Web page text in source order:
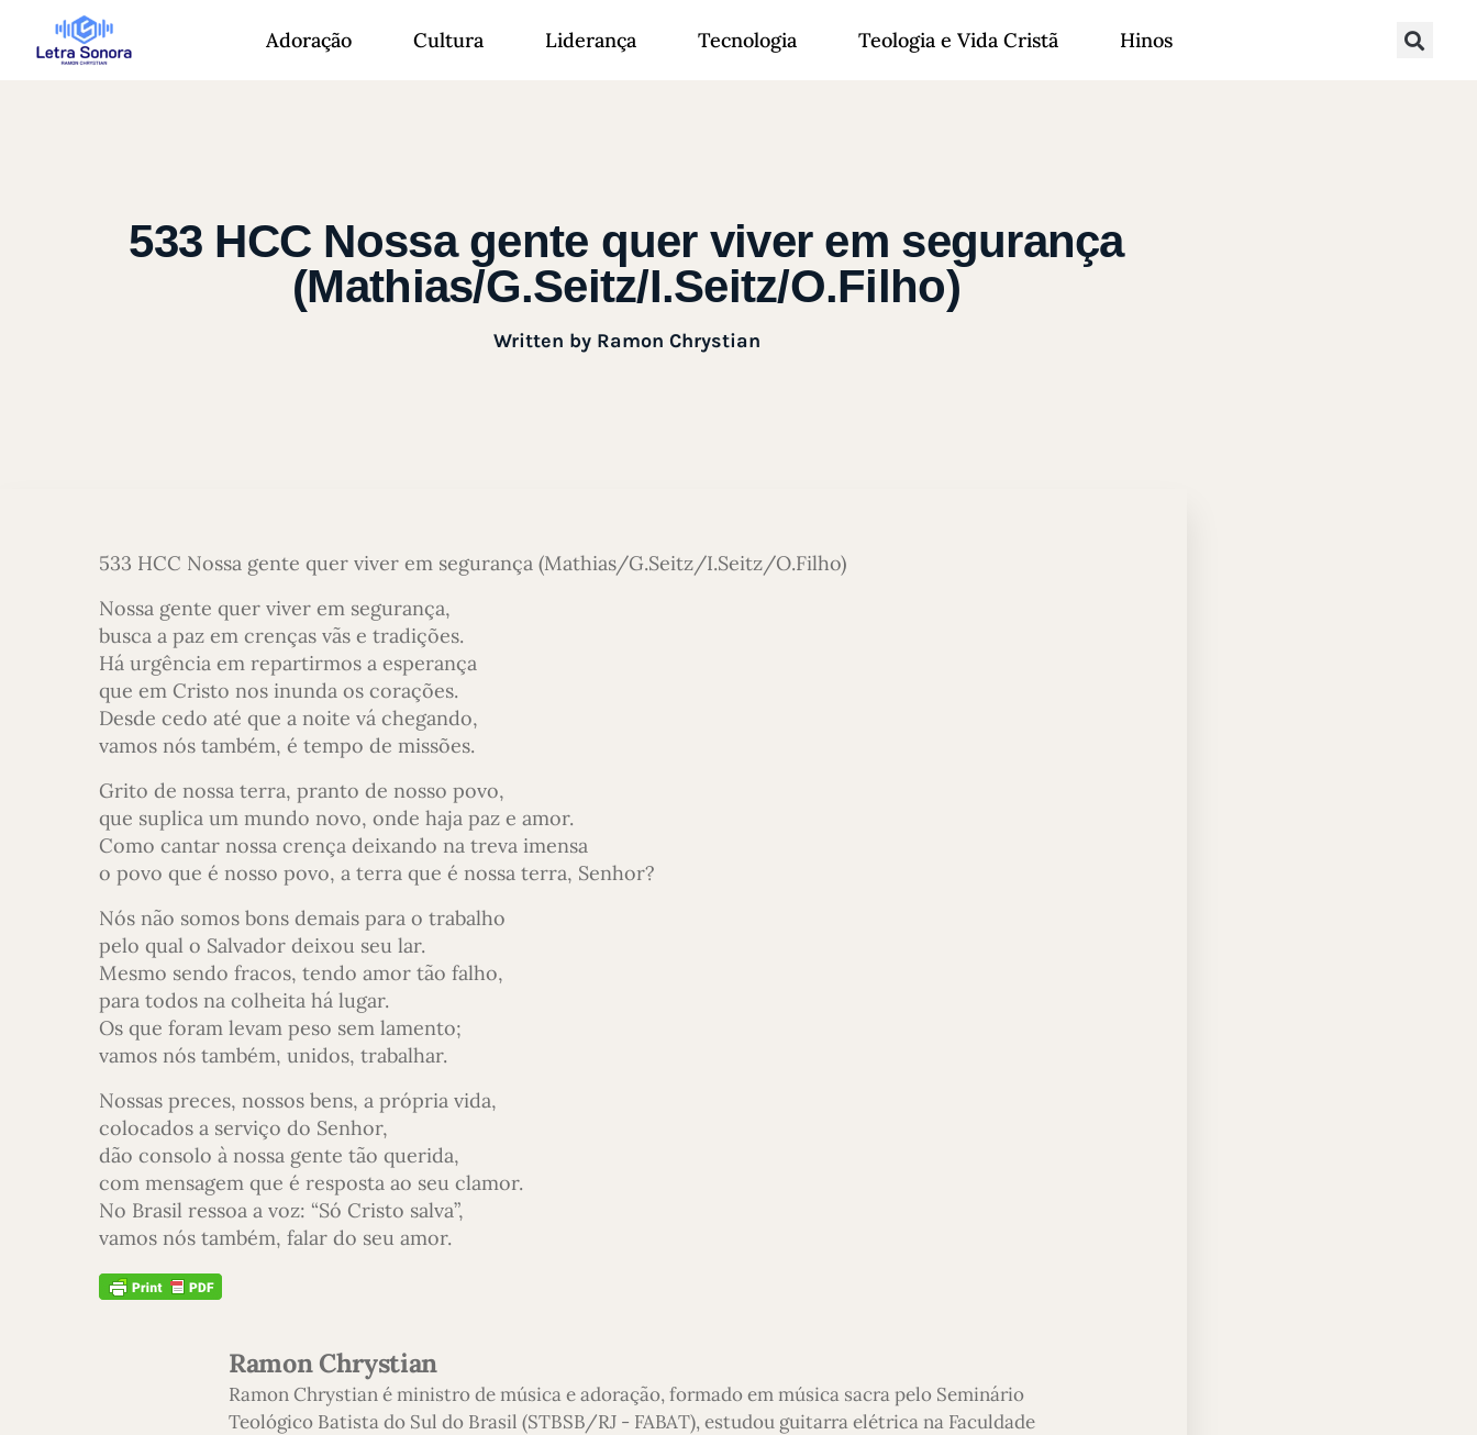
Adoração Cultura Liderança Tecnologia Teologia e Vida Cristã Hinos
533 HCC Nossa gente quer viver em segurança
(Mathias/G.Seitz/I.Seitz/O.Filho)
Written byRamon Chrystian
533 HCC Nossa gente quer viver em segurança (Mathias/G.Seitz/I.Seitz/O.Filho)
Nossa gente quer viver em segurança,
busca a paz em crenças vãs e tradições.
Há urgência em repartirmos a esperança
que em Cristo nos inunda os corações.
Desde cedo até que a noite vá chegando,
vamos nós também, é tempo de missões.
Grito de nossa terra, pranto de nosso povo,
que suplica um mundo novo, onde haja paz e amor.
Como cantar nossa crença deixando na treva imensa
o povo que é nosso povo, a terra que é nossa terra, Senhor?
Nós não somos bons demais para o trabalho
pelo qual o Salvador deixou seu lar.
Mesmo sendo fracos, tendo amor tão falho,
para todos na colheita há lugar.
Os que foram levam peso sem lamento;
vamos nós também, unidos, trabalhar.
Nossas preces, nossos bens, a própria vida,
colocados a serviço do Senhor,
dão consolo à nossa gente tão querida,
com mensagem que é resposta ao seu clamor.
No Brasil ressoa a voz: “Só Cristo salva”,
vamos nós também, falar do seu amor.
Ramon Chrystian
Ramon Chrystian é ministro de música e adoração, formado em música sacra pelo Seminário
Teológico Batista do Sul do Brasil (STBSB/RJ - FABAT), estudou guitarra elétrica na Faculdade